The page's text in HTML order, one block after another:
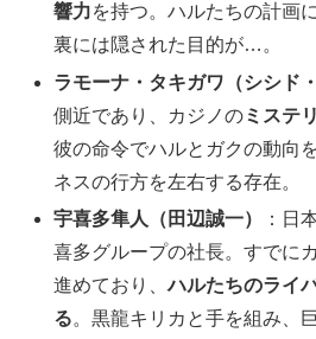
響力を持つ。ハルたちの計画
裏には隠された目的が…。
ラモーナ・タキガワ（シシド
側近であり、カジノのミステ
彼の命令でハルとガクの動向
ネスの行方を左右する存在。
宇喜多隼人（田辺誠一）
：日
喜多グループの社長。すでに
進めており、ハルたちのライ
る。黒龍キリカと手を組み、